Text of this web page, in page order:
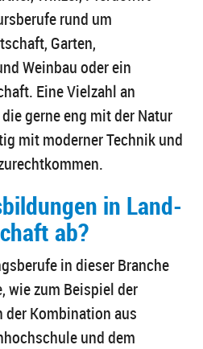
rund um
Garten,
Weinbau oder ein
Eine Vielzahl an
gerne eng mit der Natur
mit moderner Technik und
in Land-
ab?
in dieser Branche
wie zum Beispiel der
Kombination aus
und dem